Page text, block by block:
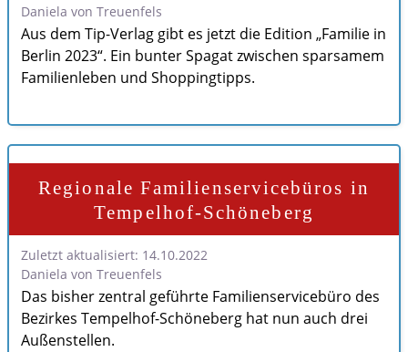
Daniela von Treuenfels
Aus dem Tip-Verlag gibt es jetzt die Edition „Familie in
Berlin 2023“. Ein bunter Spagat zwischen sparsamem
Familienleben und Shoppingtipps.
Regionale Familienservicebüros in
Tempelhof-Schöneberg
Zuletzt aktualisiert: 14.10.2022
Daniela von Treuenfels
Das bisher zentral geführte Familienservicebüro des
Bezirkes Tempelhof-Schöneberg hat nun auch drei
Außenstellen.